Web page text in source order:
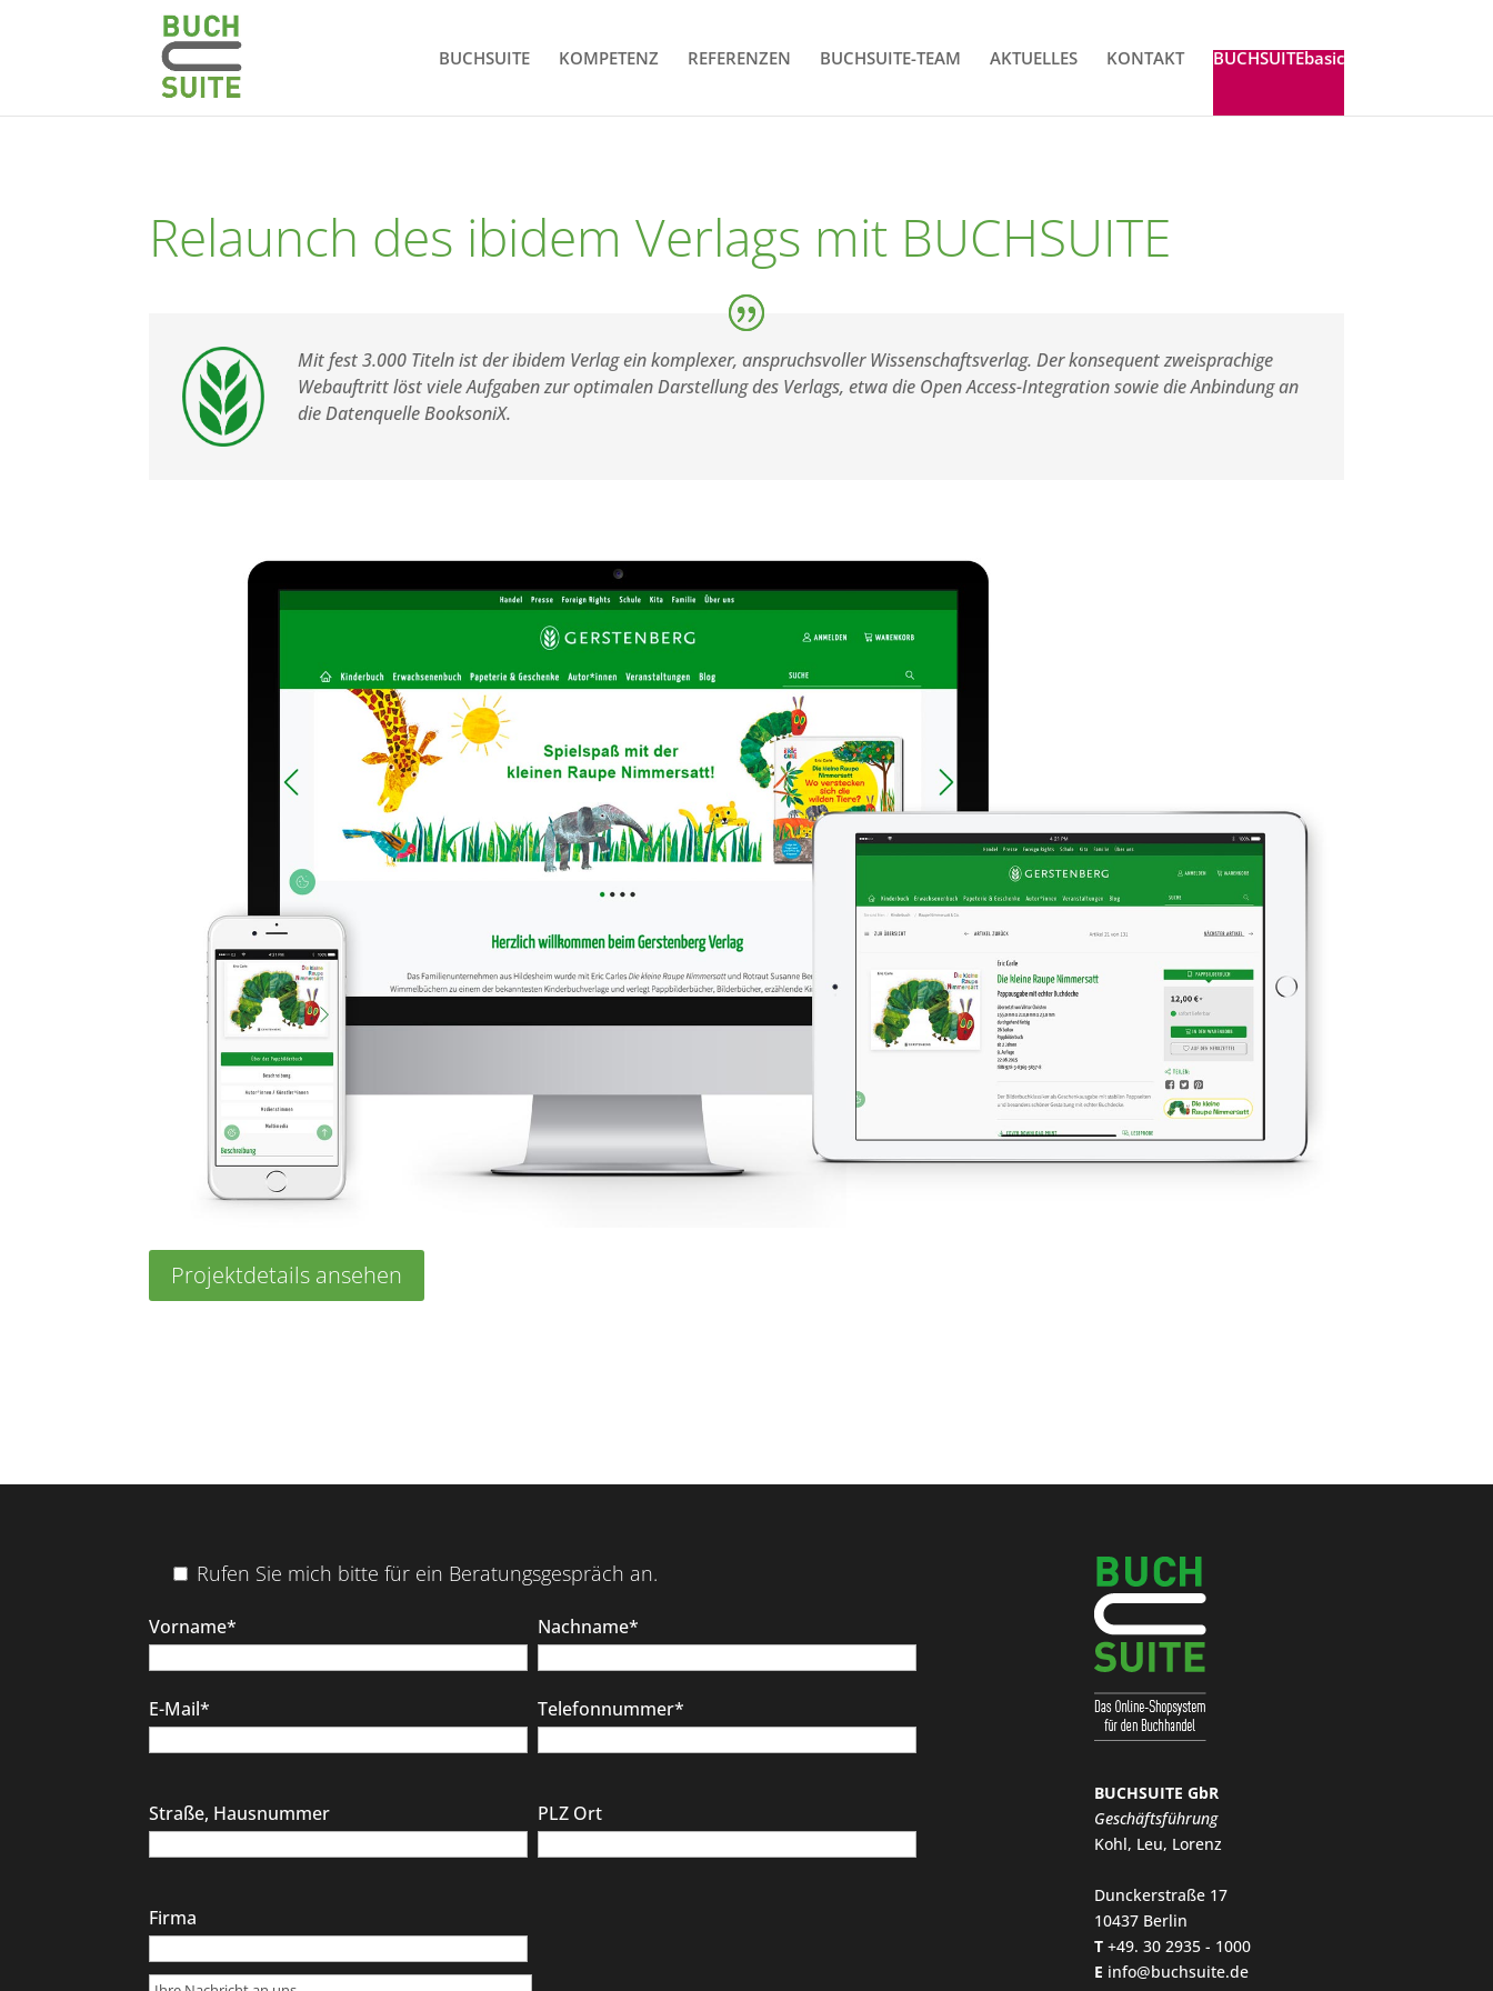
BUCHSUITE KOMPETENZ REFERENZEN BUCHSUITE-TEAM AKTUELLES KONTAKT BUCHSUITEbasic
Relaunch des ibidem Verlags mit BUCHSUITE
Mit fest 3.000 Titeln ist der ibidem Verlag ein komplexer, anspruchsvoller Wissenschaftsverlag. Der konsequent zweisprachige
Webauftritt löst viele Aufgaben zur optimalen Darstellung des Verlags, etwa die Open Access-Integration sowie die Anbindung an
die Datenquelle BooksoniX.
Projektdetails ansehen
Rufen Sie mich bitte für ein Beratungsgespräch an.
Vorname* Nachname*
E-Mail* Telefonnummer*
Straße, Hausnummer PLZ Ort
Firma
BUCHSUITE GbR
Geschäftsführung
Kohl, Leu, Lorenz
Dunckerstraße 17
10437 Berlin
T +49. 30 2935 - 1000
E info@buchsuite.de